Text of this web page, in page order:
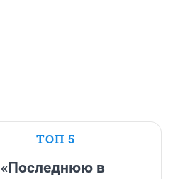
ТОП 5
«Последнюю в